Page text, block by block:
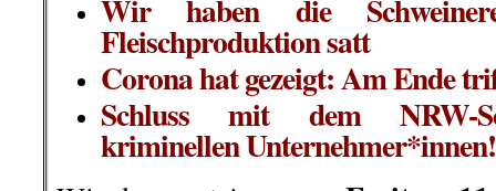
Grundwasser!
Stopp der
aus kommunalen und
Landes- und EU Mitteln für
der Schlacht-Konzkerne wie